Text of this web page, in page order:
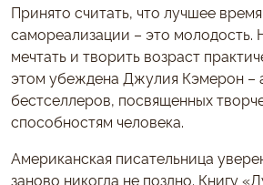
Принято считать, что лучшее
самореализации – это молодость.
мечтать и творить возраст
этом убеждена Джулия Кэмерон –
бестселлеров, посвященных
способностям человека.
Американская писательница
заново никогда не поздно. Книгу